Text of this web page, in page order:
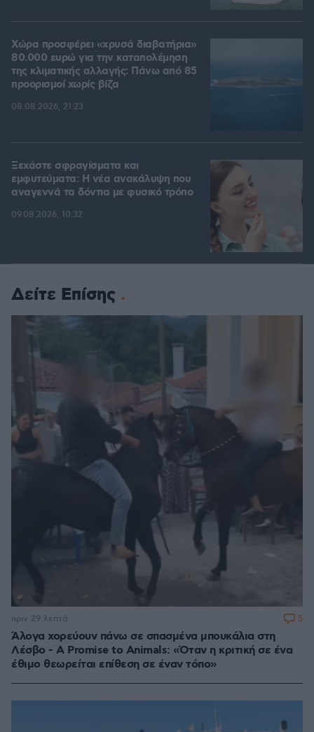
Χώρα προσφέρει «χρυσά διαβατήρια»
80.000 ευρώ για την καταπολέμηση
της κλιματικής αλλαγής: Πάνω από 85
προορισμοί χωρίς βίζα
08.08.2026, 21:23
Ξεχάστε σφραγίσματα και
εμφυτεύματα: Η νέα ανακάλυψη που
αναγεννά τα δόντια με φυσικό τρόπο
09.08.2026, 10:32
Δείτε Επίσης
Άλογα χορεύουν πάνω σε σπασμένα μπουκάλια στη
Λέσβο - A Promise to Animals: «Όταν η κριτική σε ένα
έθιμο θεωρείται επίθεση σε έναν τόπο»
πριν 29 λεπτά 5